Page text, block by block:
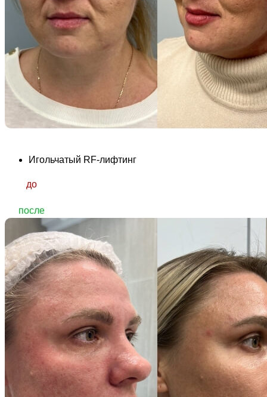
Игольчатый RF-лифтинг
до
после